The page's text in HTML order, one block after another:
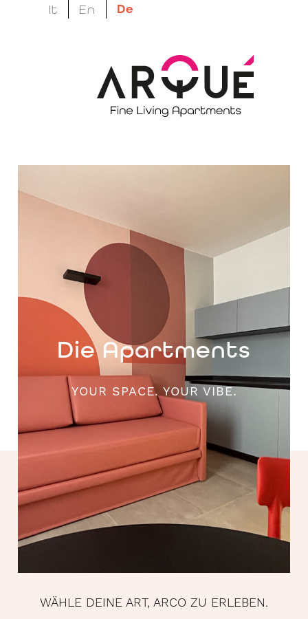
It En De
Wähle deine Art, Arco zu erleben.
Your space. Your
vibe.
Die Apartments
YOUR SPACE. YOUR VIBE.
WÄHLE DEINE ART, ARCO ZU ERLEBEN.